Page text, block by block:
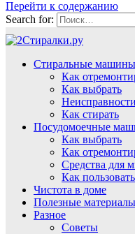
Перейти к содержанию
Search for:
Стиральные машины
Как
Как выбрать
Неисправности
Как стирать
Посудомоечные
Как выбрать
Как
Средства для
Как
Чистота в доме
Полезные материалы
Разное
Советы